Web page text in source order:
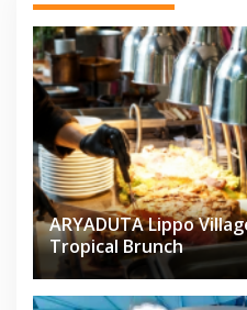
ARYADUTA Lippo
Tropical Brunch